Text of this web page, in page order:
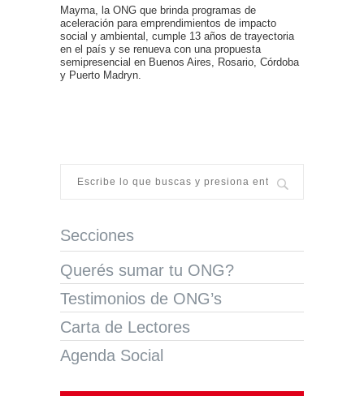
Mayma, la ONG que brinda programas de
aceleración para emprendimientos de impacto
social y ambiental, cumple 13 años de trayectoria
en el país y se renueva con una propuesta
semipresencial en Buenos Aires, Rosario, Córdoba
y Puerto Madryn.
Secciones
Querés sumar tu ONG?
Testimonios de ONG’s
Carta de Lectores
Agenda Social